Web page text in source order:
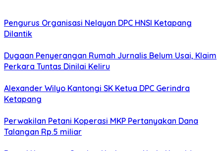
Pengurus Organisasi Nelayan DPC HNSI Ketapang
Dilantik
Dugaan Penyerangan Rumah Jurnalis Belum Usai, Klaim
Perkara Tuntas Dinilai Keliru
Alexander Wilyo Kantongi SK Ketua DPC Gerindra
Ketapang
Perwakilan Petani Koperasi MKP Pertanyakan Dana
Talangan Rp.5 miliar